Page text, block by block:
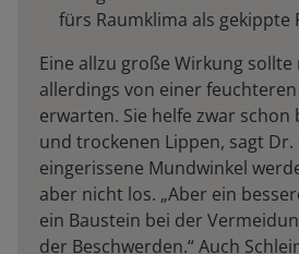
fürs Raumklima als gekippte
Eine allzu große Wirkung sollte
allerdings von einer
erwarten. Sie helfe zwar
und trockenen Lippen, sagt
eingerissene Mundwinkel
aber nicht los. „Aber ein
ein Baustein bei der
der Beschwerden.“ Auch